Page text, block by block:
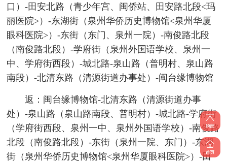
口）-田安北路（青少年宫、闽侨站、田安路北段<玛
丽医院>）-东湖街（泉州华侨历史博物馆<泉州华厦
眼科医院>）-东街（东门、泉州一院）-南俊路北段
（南俊路北段）-学府街（泉州外国语学校、泉州一
中、学府街西段）-城北路-泉山路（普明村、泉山路
南段）-北清东路（清源街道办事处）-闽台缘博物馆
返：闽台缘博物馆-北清东路（清源街道办事
处）-泉山路（泉山路南段、普明村）-城北路-学府街
（学府街西段、泉州一中、泉州外国语学校）-南俊路
北段（南俊路北段）-东街（泉州一院、东门）-东湖
街（泉州华侨历史博物馆<泉州华厦眼科医院>）-田